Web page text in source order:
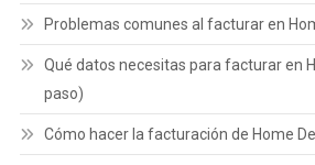
Problemas comunes al facturar en
Qué datos necesitas para facturar en
paso)
Cómo hacer la facturación de Home